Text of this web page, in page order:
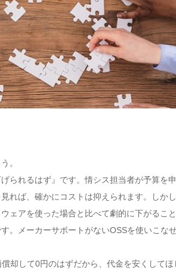
。
られるはず』です。情シス担当者が予算を
れば、確かにコストは抑えられます。しか
ェアを使った場合と比べて劇的に下がること
。メーカーサポートがないOSSを使いこな
却して0円のはずだから、代金を安くして